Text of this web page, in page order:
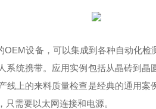
设备，可以集成到各种自动化检测线
携带。应用实例包括从晶砖到晶圆
线上的来料质量检查是经典的通用案例
只需要以太网连接和电源。